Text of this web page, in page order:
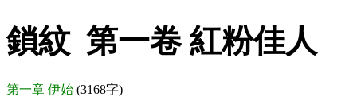
鎖紋 第一卷 紅粉佳人
第一章 伊始 (3168字)